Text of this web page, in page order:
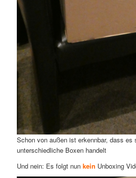
Schon von außen ist erkennbar, dass es
unterschiedliche Boxen handelt
Und nein: Es folgt nun kein Unboxing